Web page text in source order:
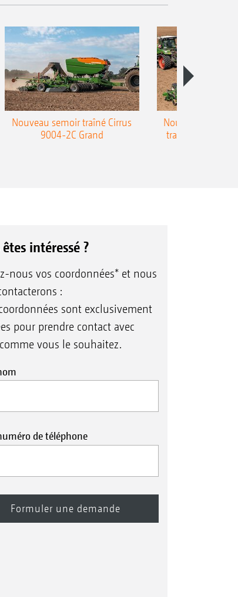
Nouveau semoir traîné Cirrus
9004-2C Grand
Nouveau semoir
traîné Precea-
intéressé ?
nous vos coordonnées* et nous
:
sont exclusivement
pour prendre contact avec
vous le souhaitez.
de téléphone